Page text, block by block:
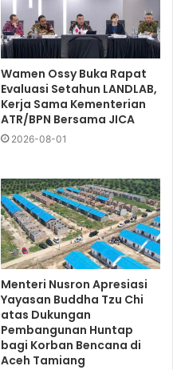
Wamen Ossy Buka Rapat
Evaluasi Setahun LANDLAB,
Kerja Sama Kementerian
ATR/BPN Bersama JICA
2026-08-01
Menteri Nusron Apresiasi
Yayasan Buddha Tzu Chi
atas Dukungan
Pembangunan Huntap
bagi Korban Bencana di
Aceh Tamiang